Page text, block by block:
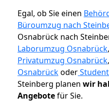
Egal, ob Sie einen
Büroumzug nach
Osnabrück nach
Laborumzug Osnabrück,
Privatumzug Osnabrück,
Osnabrückoder
Steinberg planen wir
Angebotefür Sie.